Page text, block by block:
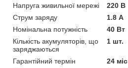
Напруга живильної мережі
220 В
Струм заряду
1.8 А
Номінальна потужність
40 Вт
Кількість акумуляторів, що
заряджаються
1 шт.
Гарантійний термін
24 міс